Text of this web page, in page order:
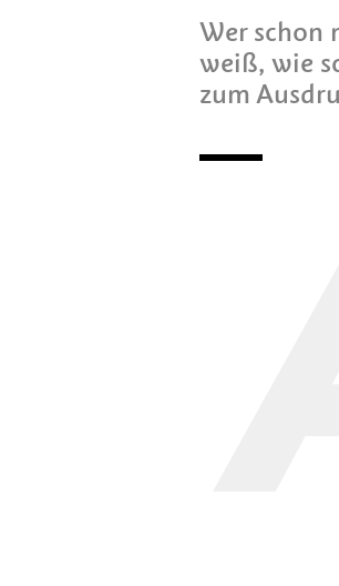
Wer schon
weiß, wie
zum